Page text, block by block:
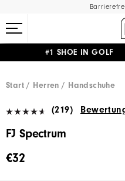
#1 SHOE IN
Start
Herren Handschuhe
(219)
FJ Spectrum
€32